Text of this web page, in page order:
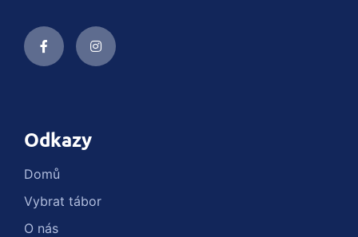
Odkazy
Domů
Vybrat tábor
O nás